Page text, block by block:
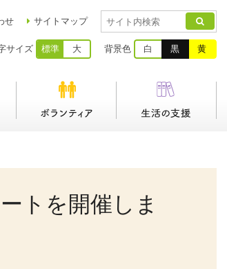
せ サイトマップ
サイズ 標準 大 背景色 白 黒 黄
トを開催しま